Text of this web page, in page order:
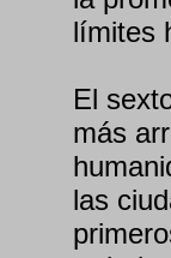
límites
El
más
las